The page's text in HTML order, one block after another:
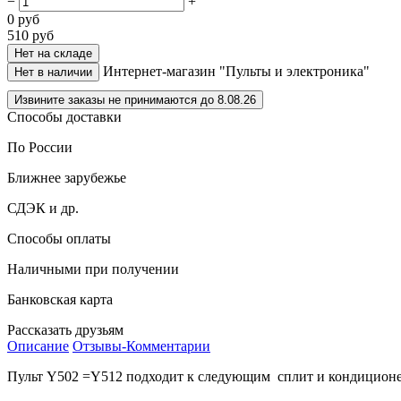
0 руб
510 руб
Нет на складе
Нет в наличии
Интернет-магазин "Пульты и электроника"
Извините заказы не принимаются до 8.08.26
Способы доставки
По России
Ближнее зарубежье
СДЭК и др.
Способы оплаты
Наличными при получении
Банковская карта
Рассказать друзьям
Описание Отзывы-Комментарии
Пульт Y502 =Y512 подходит к следующим сплит и